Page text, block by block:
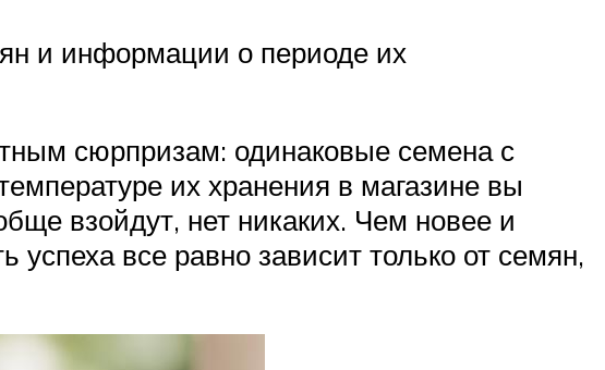
и информации о периоде их
сюрпризам: одинаковые семена с
их хранения в магазине вы
взойдут, нет никаких. Чем новее и
все равно зависит только от семян,